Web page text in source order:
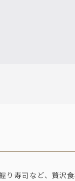
り寿司など、贅沢